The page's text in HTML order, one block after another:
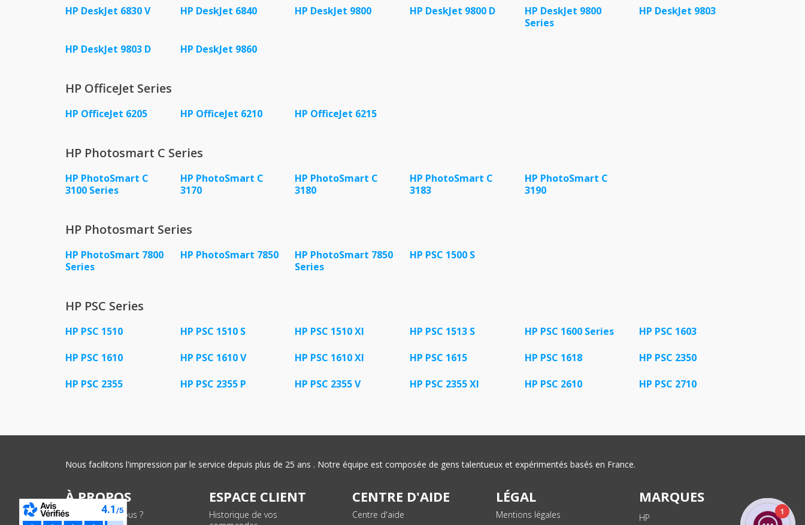
HP DeskJet 6830 V HP DeskJet 6840 HP DeskJet 9800 HP DeskJet 9800 D
HP DeskJet 9800
Series
HP DeskJet 9803
HP DeskJet 9803 D HP DeskJet 9860
HP OfficeJet Series
HP OfficeJet 6205 HP OfficeJet 6210 HP OfficeJet 6215
HP Photosmart C Series
HP PhotoSmart C
3100 Series
HP PhotoSmart C
3170
HP PhotoSmart C
3180
HP PhotoSmart C
3183
HP PhotoSmart C
3190
HP Photosmart Series
HP PhotoSmart 7800
Series
HP PhotoSmart 7850
HP PhotoSmart 7850
Series
HP PSC 1500 S
HP PSC Series
HP PSC 1510 HP PSC 1510 S HP PSC 1510 XI HP PSC 1513 S HP PSC 1600 Series
HP PSC 1603
HP PSC 1610
HP PSC 1610 V HP PSC 1610 XI HP PSC 1615 HP PSC 1618
HP PSC 2350
HP PSC 2355
HP PSC 2355 P HP PSC 2355 V HP PSC 2355 XI HP PSC 2610 HP PSC 2710
Nous facilitons l'impression par le service depuis plus de 25 ans . Notre équipe est composée de gens talentueux et expérimentés basés en France.
À PROPOS
Qui sommes-nous ?
ESPACE CLIENT
Historique de vos
CENTRE D'AIDE
Centre d'aide
LÉGAL
Mentions légales
MARQUES
HP
1